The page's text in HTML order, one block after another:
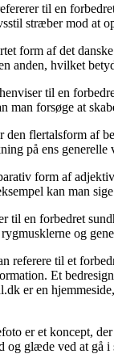
til en
stræber mod at
form af det
anden, hvilket
til en
man forsøge at
flertalsform af
på ens
form af
kan man
til en forbedret
og
referere til et
Et
er en
er et koncept,
og glæde ved at gå i